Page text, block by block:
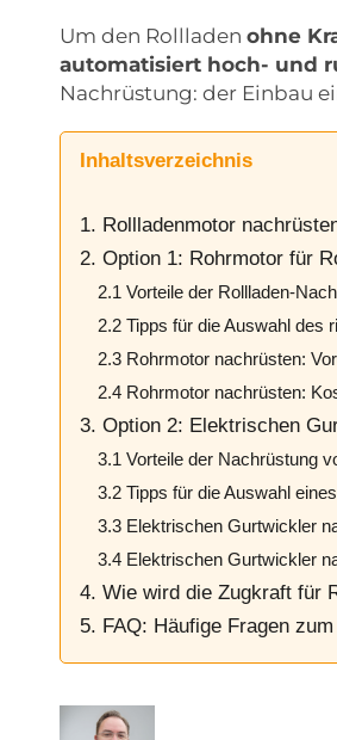
Um den Rollladen ohne
automatisiert hoch- und
Nachrüstung: der Einbau
Inhaltsverzeichnis
1. Rollladenmotor
2. Option 1: Rohrmotor für
2.1 Vorteile der Rollladen-
2.2 Tipps für die Auswahl des
2.3 Rohrmotor nachrüsten:
2.4 Rohrmotor nachrüsten:
3. Option 2: Elektrischen
3.1 Vorteile der Nachrüstung
3.2 Tipps für die Auswahl
3.3 Elektrischen Gurtwickler
3.4 Elektrischen Gurtwickler
4. Wie wird die Zugkraft für
5. FAQ: Häufige Fragen